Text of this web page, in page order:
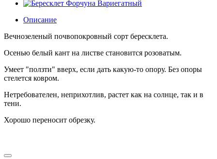
Описание
Вечнозеленый почвопокровный сорт бересклета.
Осенью белый кант на листве становится розоватым.
Умеет "ползти" вверх, если дать какую-то опору. Без опоры
стелется ковром.
Нетребователен, неприхотлив, растет как на солнце, так и в
тени.
Хорошо переносит обрезку.